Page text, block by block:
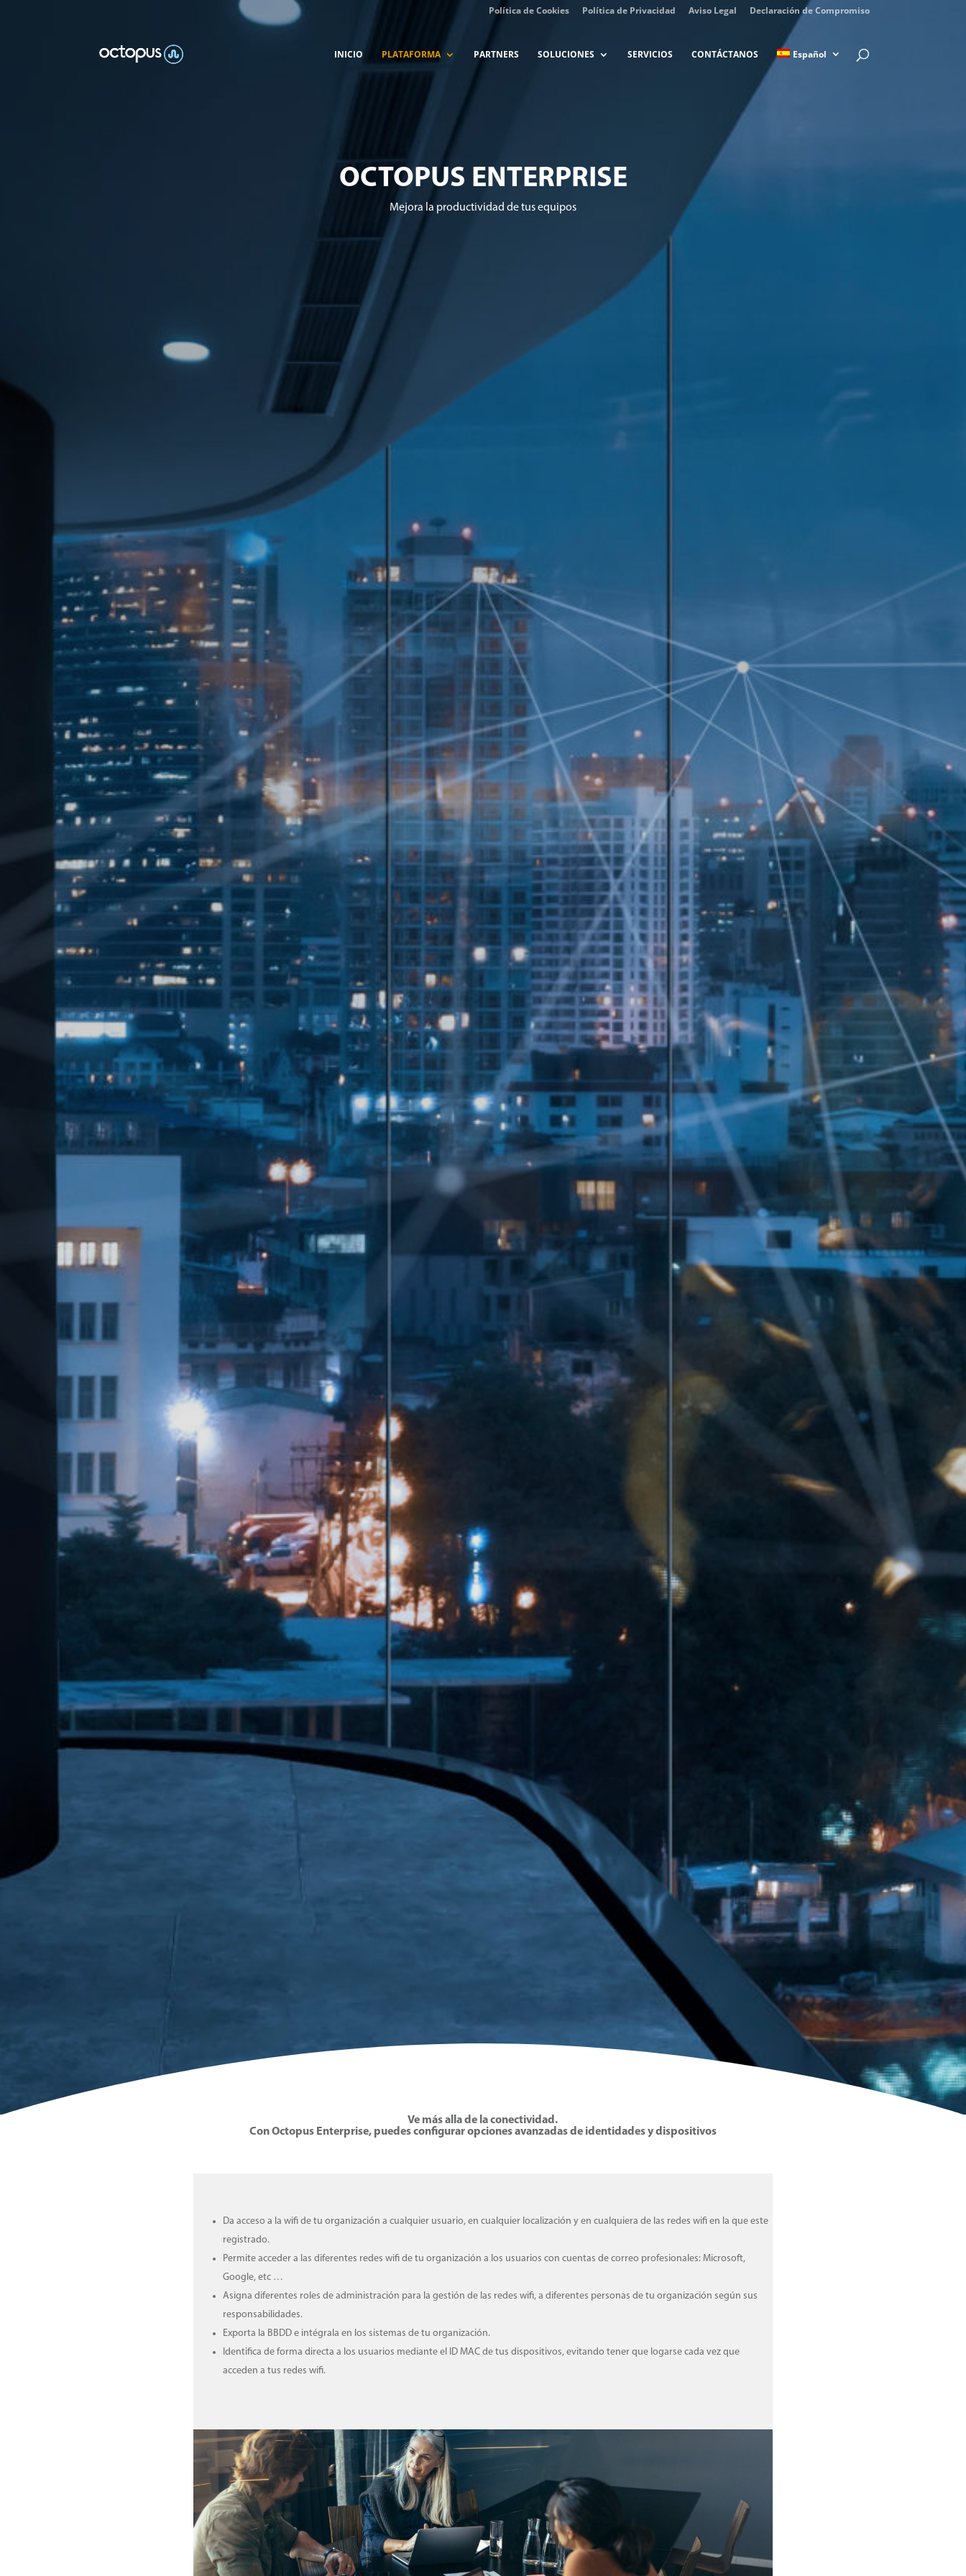
Política de Cookies Política de Privacidad Aviso Legal Declaración de Compromiso
INICIO PLATAFORMA PARTNERS SOLUCIONES SERVICIOS CONTÁCTANOS Español
OCTOPUS ENTERPRISE
Mejora la productividad de tus equipos
Ve más alla de la conectividad.
Con Octopus Enterprise, puedes configurar opciones avanzadas de identidades y dispositivos
Da acceso a la wifi de tu organización a cualquier usuario, en cualquier localización y en cualquiera de las redes wifi en la que este
registrado.
Permite acceder a las diferentes redes wifi de tu organización a los usuarios con cuentas de correo profesionales: Microsoft,
Google, etc …
Asigna diferentes roles de administración para la gestión de las redes wifi, a diferentes personas de tu organización según sus
responsabilidades.
Exporta la BBDD e intégrala en los sistemas de tu organización.
Identifica de forma directa a los usuarios mediante el ID MAC de tus dispositivos, evitando tener que logarse cada vez que
acceden a tus redes wifi.